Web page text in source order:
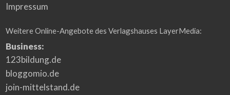
Impressum
Weitere Online-Angebote des Verlagshauses LayerMedia:
Business:
123bildung.de
bloggomio.de
join-mittelstand.de